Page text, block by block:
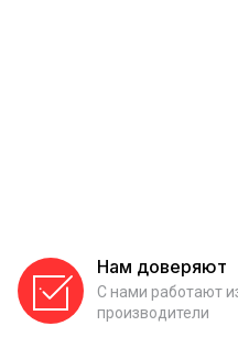
Нам доверяют
С нами работают
производители